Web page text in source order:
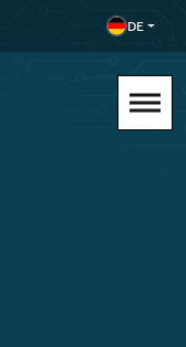
DE